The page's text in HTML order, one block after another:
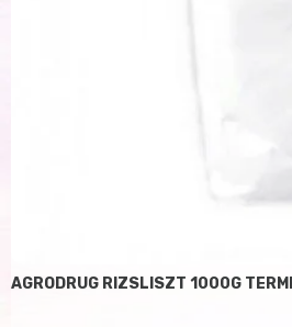
AGRODRUG RIZSLISZT 1000G